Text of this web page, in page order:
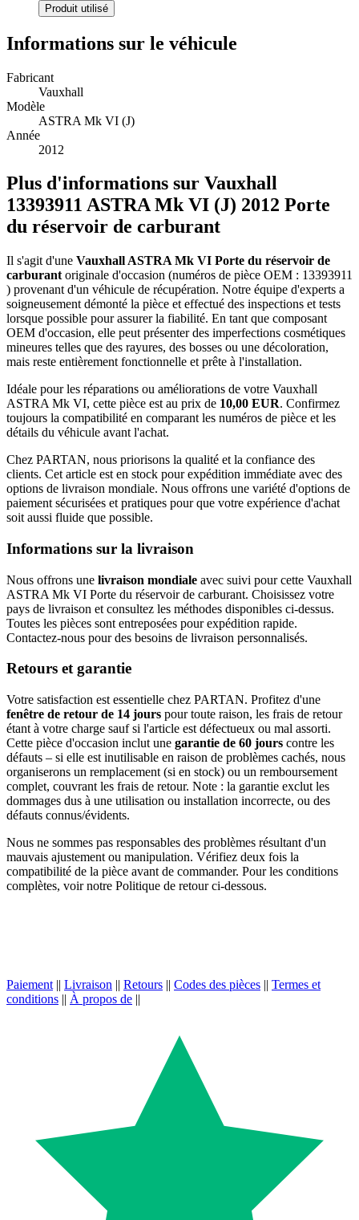
Produit utilisé
Informations sur le véhicule
Fabricant
Vauxhall
Modèle
ASTRA Mk VI (J)
Année
2012
Plus d'informations sur Vauxhall
13393911 ASTRA Mk VI (J) 2012 Porte
du réservoir de carburant
Il s'agit d'une Vauxhall ASTRA Mk VI Porte du réservoir de
carburant originale d'occasion (numéros de pièce OEM : 13393911
) provenant d'un véhicule de récupération. Notre équipe d'experts a
soigneusement démonté la pièce et effectué des inspections et tests
lorsque possible pour assurer la fiabilité. En tant que composant
OEM d'occasion, elle peut présenter des imperfections cosmétiques
mineures telles que des rayures, des bosses ou une décoloration,
mais reste entièrement fonctionnelle et prête à l'installation.
Idéale pour les réparations ou améliorations de votre Vauxhall
ASTRA Mk VI, cette pièce est au prix de 10,00 EUR. Confirmez
toujours la compatibilité en comparant les numéros de pièce et les
détails du véhicule avant l'achat.
Chez PARTAN, nous priorisons la qualité et la confiance des
clients. Cet article est en stock pour expédition immédiate avec des
options de livraison mondiale. Nous offrons une variété d'options de
paiement sécurisées et pratiques pour que votre expérience d'achat
soit aussi fluide que possible.
Informations sur la livraison
Nous offrons une livraison mondiale avec suivi pour cette Vauxhall
ASTRA Mk VI Porte du réservoir de carburant. Choisissez votre
pays de livraison et consultez les méthodes disponibles ci-dessus.
Toutes les pièces sont entreposées pour expédition rapide.
Contactez-nous pour des besoins de livraison personnalisés.
Retours et garantie
Votre satisfaction est essentielle chez PARTAN. Profitez d'une
fenêtre de retour de 14 jours pour toute raison, les frais de retour
étant à votre charge sauf si l'article est défectueux ou mal assorti.
Cette pièce d'occasion inclut une garantie de 60 jours contre les
défauts – si elle est inutilisable en raison de problèmes cachés, nous
organiserons un remplacement (si en stock) ou un remboursement
complet, couvrant les frais de retour. Note : la garantie exclut les
dommages dus à une utilisation ou installation incorrecte, ou des
défauts connus/évidents.
Nous ne sommes pas responsables des problèmes résultant d'un
mauvais ajustement ou manipulation. Vérifiez deux fois la
compatibilité de la pièce avant de commander. Pour les conditions
complètes, voir notre Politique de retour ci-dessous.
Paiement || Livraison || Retours || Codes des pièces || Termes et
conditions || À propos de ||